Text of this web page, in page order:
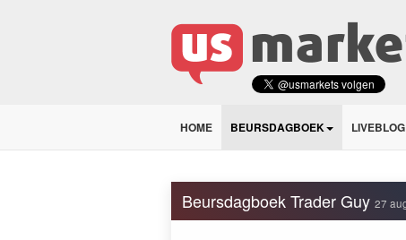
HOME BEURSDAGBOEK LIVEBLOG
Beursdagboek Trader Guy 27